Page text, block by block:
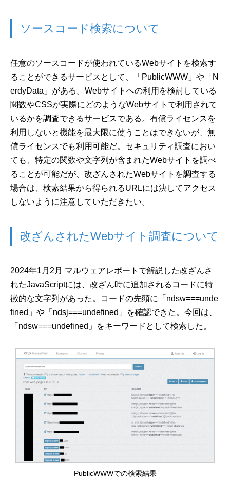
ソースコード検索について
任意のソースコードが使われているWebサイトを検索す
ることができるサービスとして、「PublicWWW」や「N
erdyData」がある。Webサイトへの利用を検討している
関数やCSSが実際にどのようなWebサイトで利用されて
いるかを調査できるサービスである。有償ライセンスを
利用しないと機能を最大限に使うことはできないが、無
償ライセンスでも利用可能だ。セキュリティ調査におい
ても、特定の関数や文字列が含まれたWebサイトを調べ
ることが可能だが、改ざんされたWebサイトを調査する
場合は、検索結果から得られるURLには決してアクセス
しないように注意していただきたい。
改ざんされたWebサイト調査について
2024年1月2月 マルウェアレポートで解説した改ざんさ
れたJavaScriptには、改ざん時に追加されるコードに特
徴的な文字列があった。コードの先頭に「ndsw===unde
fined」や「ndsj===undefined」を確認できた。今回は、
「ndsw===undefined」をキーワードとして検索した。
PublicWWWでの検索結果